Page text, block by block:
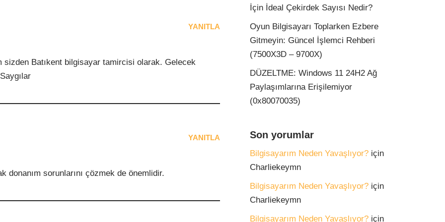
YANITLA
sizden Batıkent bilgisayar tamircisi olarak. Gelecek
YANITLA
sorunlarını çözmek de önemlidir.
İçin İdeal Çekirdek Sayısı Nedir?
Oyun Bilgisayarı Toplarken Ezbere
Gitmeyin: Güncel İşlemci Rehberi
(7500X3D – 9700X)
DÜZELTME: Windows 11 24H2 Ağ
Paylaşımlarına Erişilemiyor
(0x80070035)
Son yorumlar
Bilgisayarım Neden Yavaşlıyor? için
Charliekeymn
Bilgisayarım Neden Yavaşlıyor? için
Charliekeymn
Bilgisayarım Neden Yavaşlıyor? için